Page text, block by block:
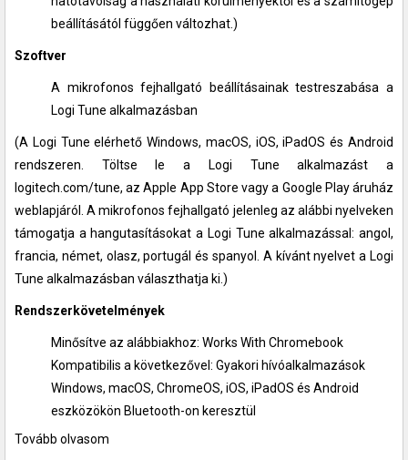
beállításától függően változhat.)
Szoftver
A mikrofonos fejhallgató beállításainak testreszabása a
Logi Tune alkalmazásban
(A Logi Tune elérhető Windows, macOS, iOS, iPadOS és Android
rendszeren. Töltse le a Logi Tune alkalmazást a
logitech.com/tune, az Apple App Store vagy a Google Play áruház
weblapjáról. A mikrofonos fejhallgató jelenleg az alábbi nyelveken
támogatja a hangutasításokat a Logi Tune alkalmazással: angol,
francia, német, olasz, portugál és spanyol. A kívánt nyelvet a Logi
Tune alkalmazásban választhatja ki.)
Rendszerkövetelmények
Minősítve az alábbiakhoz: Works With Chromebook
Kompatibilis a következővel: Gyakori hívóalkalmazások
Windows, macOS, ChromeOS, iOS, iPadOS és Android
eszközökön Bluetooth-on keresztül
Tovább olvasom